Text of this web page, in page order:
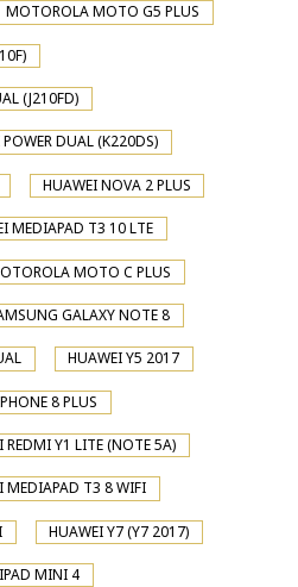
MOTOROLA MOTO G5 PLUS
(J210FD)
POWER DUAL (K220DS)
HUAWEI NOVA 2 PLUS
MEDIAPAD T3 10 LTE
MOTO C PLUS
GALAXY NOTE 8
HUAWEI Y5 2017
8 PLUS
Y1 LITE (NOTE 5A)
MEDIAPAD T3 8 WIFI
HUAWEI Y7 (Y7 2017)
MINI 4